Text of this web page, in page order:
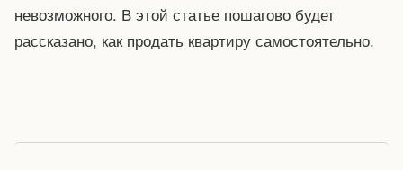
невозможного. В этой статье пошагово будет
рассказано, как продать квартиру самостоятельно.